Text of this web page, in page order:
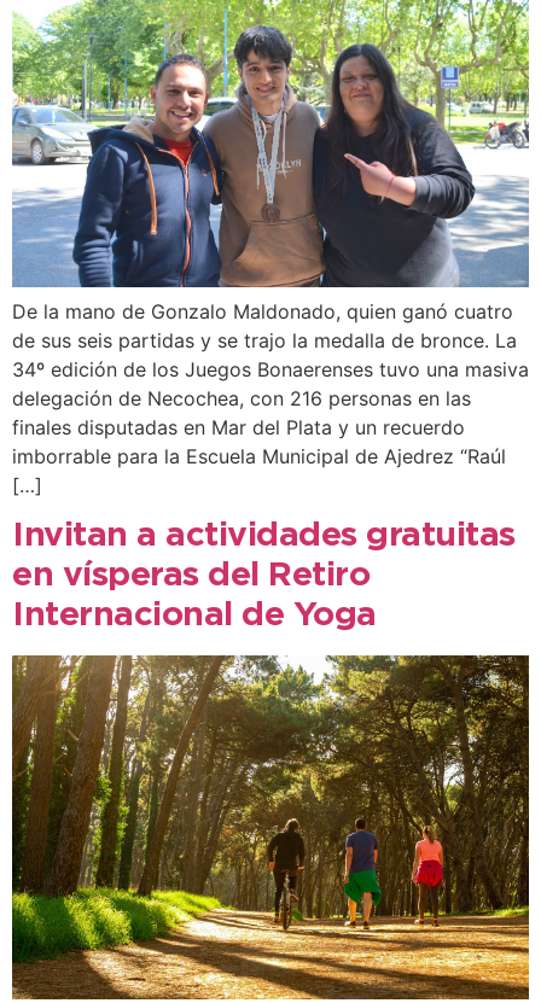
De la mano de Gonzalo Maldonado, quien ganó cuatro
de sus seis partidas y se trajo la medalla de bronce. La
34º edición de los Juegos Bonaerenses tuvo una masiva
delegación de Necochea, con 216 personas en las
finales disputadas en Mar del Plata y un recuerdo
imborrable para la Escuela Municipal de Ajedrez “Raúl
[…]
Invitan a actividades gratuitas
en vísperas del Retiro
Internacional de Yoga